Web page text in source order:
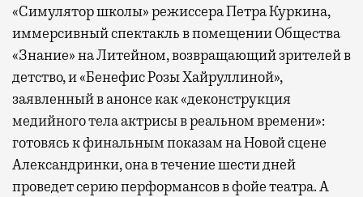
«Симулятор школы» режиссера Петра Куркина,
иммерсивный спектакль в помещении Общества
«Знание» на Литейном, возвращающий зрителей в
детство, и «Бенефис Розы Хайруллиной»,
заявленный в анонсе как «деконструкция
медийного тела актрисы в реальном времени»:
готовясь к финальным показам на Новой сцене
Александринки, она в течение шести дней
проведет серию перформансов в фойе театра. А